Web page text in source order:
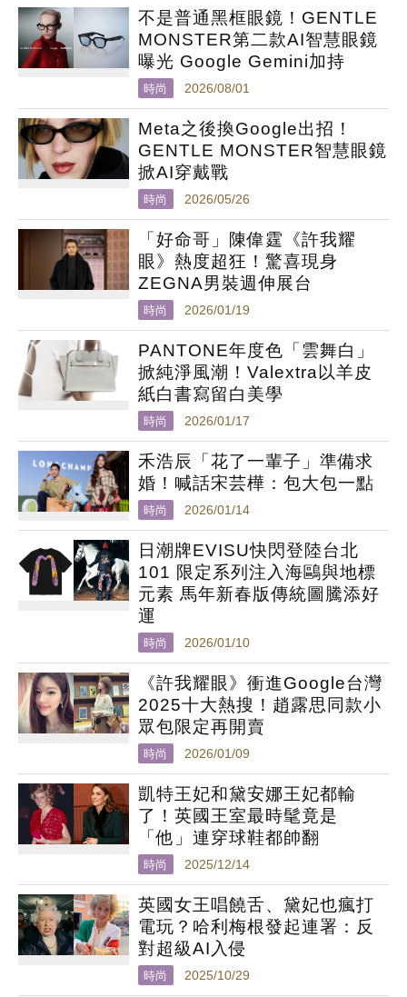
不是普通黑框眼鏡！GENTLE
MONSTER第二款AI智慧眼鏡
曝光 Google Gemini加持
時尚 2026/08/01
Meta之後換Google出招！
GENTLE MONSTER智慧眼鏡
掀AI穿戴戰
時尚 2026/05/26
「好命哥」陳偉霆《許我耀
眼》熱度超狂！驚喜現身
ZEGNA男裝週伸展台
時尚 2026/01/19
PANTONE年度色「雲舞白」
掀純淨風潮！Valextra以羊皮
紙白書寫留白美學
時尚 2026/01/17
禾浩辰「花了一輩子」準備求
婚！喊話宋芸樺：包大包一點
時尚 2026/01/14
日潮牌EVISU快閃登陸台北
101 限定系列注入海鷗與地標
元素 馬年新春版傳統圖騰添好
運
時尚 2026/01/10
《許我耀眼》衝進Google台灣
2025十大熱搜！趙露思同款小
眾包限定再開賣
時尚 2026/01/09
凱特王妃和黛安娜王妃都輸
了！英國王室最時髦竟是
「他」連穿球鞋都帥翻
時尚 2025/12/14
英國女王唱饒舌、黛妃也瘋打
電玩？哈利梅根發起連署：反
對超級AI入侵
時尚 2025/10/29